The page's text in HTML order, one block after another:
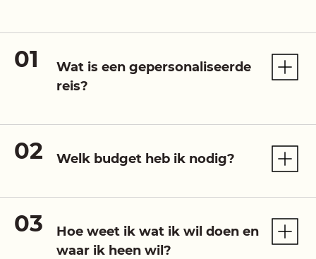
Wat is een gepersonaliseerde
reis?
Welk budget heb ik nodig?
Hoe weet ik wat ik wil doen en
waar ik heen wil?